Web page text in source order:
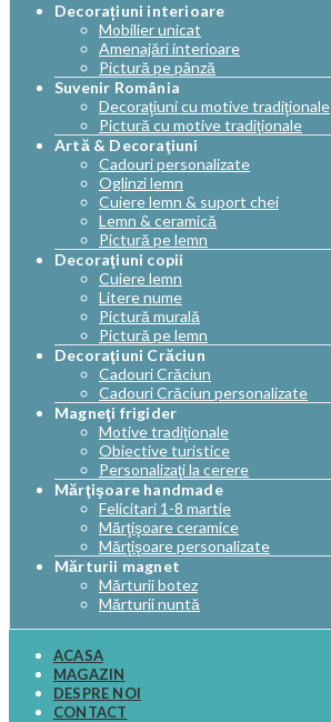
Decorațiuni interioare
Mobilier unicat
Amenajări interioare
Pictură pe pânză
Suvenir România
Decoraţiuni cu motive tradiţionale
Pictură cu motive tradiţionale
Artă & Decoraţiuni
Cadouri personalizate
Oglinzi lemn
Cuiere lemn & suport chei
Lemn & ceramică
Pictură pe lemn
Decoraţiuni copii
Cuiere lemn
Litere nume
Pictură murală
Pictură pe lemn
Decoraţiuni Crăciun
Cadouri Crăciun
Cadouri Crăciun personalizate
Magneţi frigider
Motive tradiţionale
Obiective turistice
Personalizaţi la cerere
Mărţişoare handmade
Felicitari 1-8 martie
Mărţişoare ceramice
Mărţişoare personalizate
Mărturii magnet
Mărturii botez
Mărturii nuntă
ACASA
MAGAZIN
DESPRE NOI
CONTACT